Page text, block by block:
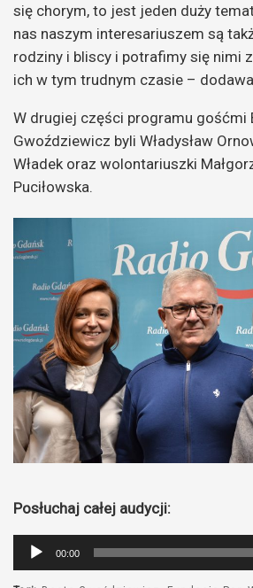
się chorym, to jest jeden duży
nas naszym interesariuszem są
rodziny i bliscy i potrafimy się nimi
ich w tym trudnym czasie –
W drugiej części programu gośćmi
Gwoździewicz byli Władysław
Władek oraz wolontariuszki
Puciłowska.
Posłuchaj całej audycji:
Odtwarzacz
plików
00:00